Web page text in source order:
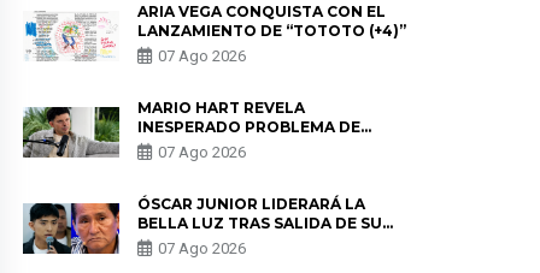
ARIA VEGA CONQUISTA CON EL
LANZAMIENTO DE “TOTOTO (+4)”
07 Ago 2026
MARIO HART REVELA
INESPERADO PROBLEMA DE
SALUD ANTES DE SEPARARSE DE
KORINA: “ME ENCONTRARON UN
07 Ago 2026
ÓSCAR JUNIOR LIDERARÁ LA
BELLA LUZ TRAS SALIDA DE SU
PADRE POR POLÉMICA CON
NALDY SALDAÑA
07 Ago 2026